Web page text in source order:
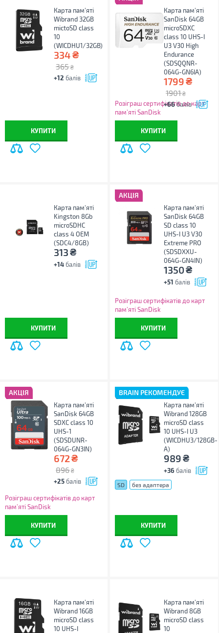
Карта пам'яті
Wibrand 32GB
mictoSD class
10
(WICDHU1/32GB)
334₴
365 ₴
+12 балів
КУПИТИ
Карта пам'яті
SanDisk 64GB
microSDXC
class 10 UHS-I
U3 V30 High
Endurance
(SDSQQNR-
064G-GN6IA)
1799₴
1901 ₴
+66балів
Розіграш сертифікатів до карт
пам’яті SanDisk
КУПИТИ
Карта пам'яті
Kingston 8Gb
microSDHC
class 4 ОЕМ
(SDC4/8GB)
313₴
+14 балів
КУПИТИ
АКЦІЯ
Карта пам'яті
SanDisk 64GB
SD class 10
UHS-I U3 V30
Extreme PRO
(SDSDXXU-
064G-GN4IN)
1350₴
+51 балів
Розіграш сертифікатів до карт
пам’яті SanDisk
КУПИТИ
АКЦІЯ
Карта пам'яті
SanDisk 64GB
SDXC class 10
UHS-1
(SDSDUNR-
064G-GN3IN)
672₴
896 ₴
+25 балів
Розіграш сертифікатів до карт
пам’яті SanDisk
КУПИТИ
BRAIN РЕКОМЕНДУЄ
Карта пам'яті
Wibrand 128GB
microSD class
10 UHS-I U3
(WICDHU3/128GB-
A)
989₴
+36 балів
SD без адаптера
КУПИТИ
Карта пам'яті
Wibrand 16GB
microSD class
10 UHS-I
Карта пам'яті
Wibrand 8GB
microSD class
10